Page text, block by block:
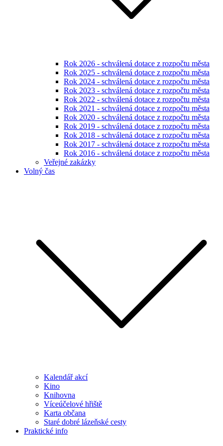
Rok 2026 - schválená dotace z rozpočtu města
Rok 2025 - schválená dotace z rozpočtu města
Rok 2024 - schválená dotace z rozpočtu města
Rok 2023 - schválená dotace z rozpočtu města
Rok 2022 - schválená dotace z rozpočtu města
Rok 2021 - schválená dotace z rozpočtu města
Rok 2020 - schválená dotace z rozpočtu města
Rok 2019 - schválená dotace z rozpočtu města
Rok 2018 - schválená dotace z rozpočtu města
Rok 2017 - schválená dotace z rozpočtu města
Rok 2016 - schválená dotace z rozpočtu města
Veřejné zakázky
Volný čas
Kalendář akcí
Kino
Knihovna
Víceúčelové hřiště
Karta občana
Staré dobré lázeňské cesty
Praktické info